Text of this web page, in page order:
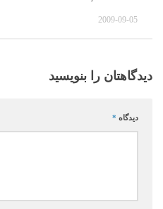
2009-09-05
دیدگاهتان را بنویسید
دیدگاه *